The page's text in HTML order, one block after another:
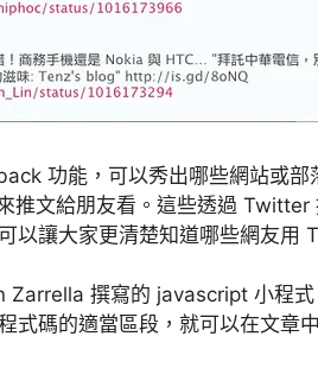
功能，可以秀出哪些網站或
推文給朋友看。這些透過
以讓大家更清楚知道哪些網友用
Zarrella 撰寫的 javascript 小程
式碼的適當區段，就可以在文章